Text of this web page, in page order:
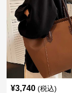
¥3,740 (税込)